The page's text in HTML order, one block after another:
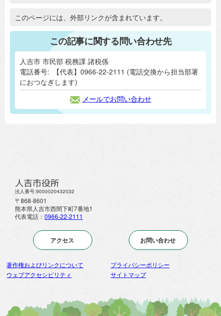
追加情報：外部リンク
このページには、外部リンクが含まれています。
この記事に関する問い合わせ先
人吉市 市民部 税務課 諸税係
電話番号:
【代表】0966-22-2111 (電話交換から担当部署
におつなぎします)
メールでお問い合わせ
人吉市役所
法人番号:9000020432032
〒868-8601
熊本県人吉市西間下町7番地1
代表電話： 0966-22-2111
アクセス お問い合わせ
著作権およびリンクについて
プライバシーポリシー
ウェブアクセシビリティ
サイトマップ